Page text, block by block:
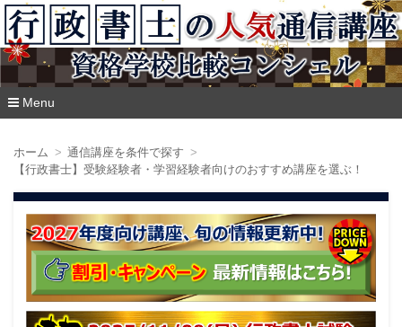
Menu
ホーム
通信講座を条件で探す
【行政書士】受験経験者・学習経験者向けのおすすめ講座を選ぶ！